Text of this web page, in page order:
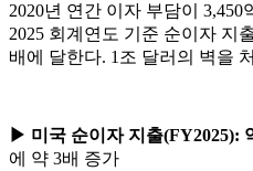
2020년 연간 이자 부담이
2025 회계연도 기준 순이자 지
배에 달한다. 1조 달러의 벽을
▶ 미국 순이자 지출(FY2025):
에 약 3배 증가